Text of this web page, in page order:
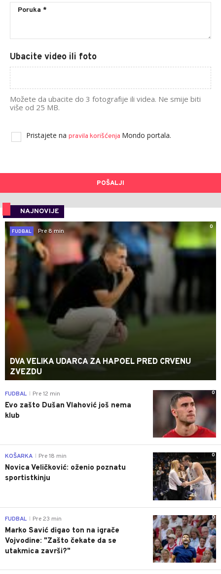
Ubacite video ili foto
Možete da ubacite do 3 fotografije ili videa. Ne smije biti
više od 25 MB.
Pristajete na pravila korišćenja Mondo portala.
POŠALJI
NAJNOVIJE
0
FUDBAL
Pre 8 min
DVA VELIKA UDARCA ZA HAPOEL PRED CRVENU
ZVEZDU
0
FUDBAL Pre 12 min
Evo zašto Dušan Vlahović još nema
klub
0
KOŠARKA Pre 18 min
Novica Veličković: oženio poznatu
sportistkinju
0
FUDBAL Pre 23 min
Marko Savić digao ton na igrače
Vojvodine: "Zašto čekate da se
utakmica završi?"